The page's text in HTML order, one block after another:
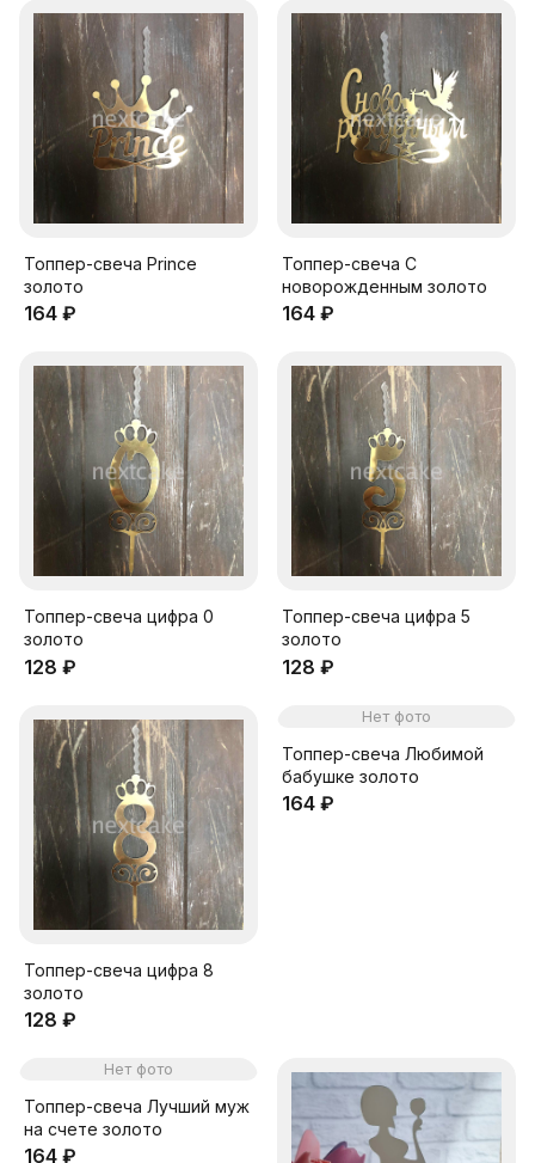
Топпер-свеча Prince
золото
164 ₽
Топпер-свеча С
новорожденным золото
164 ₽
Топпер-свеча цифра 0
золото
128 ₽
Топпер-свеча цифра 5
золото
128 ₽
Топпер-свеча цифра 8
золото
128 ₽
Нет фото
Топпер-свеча Любимой
бабушке золото
164 ₽
Нет фото
Топпер-свеча Лучший муж
на счете золото
164 ₽